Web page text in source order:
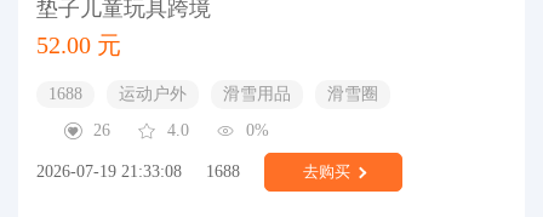
垫子儿童玩具跨境
52.00 元
1688 运动户外 滑雪用品
滑雪圈
26
4.0 0%
2026-07-19 21:33:08 1688 去购买